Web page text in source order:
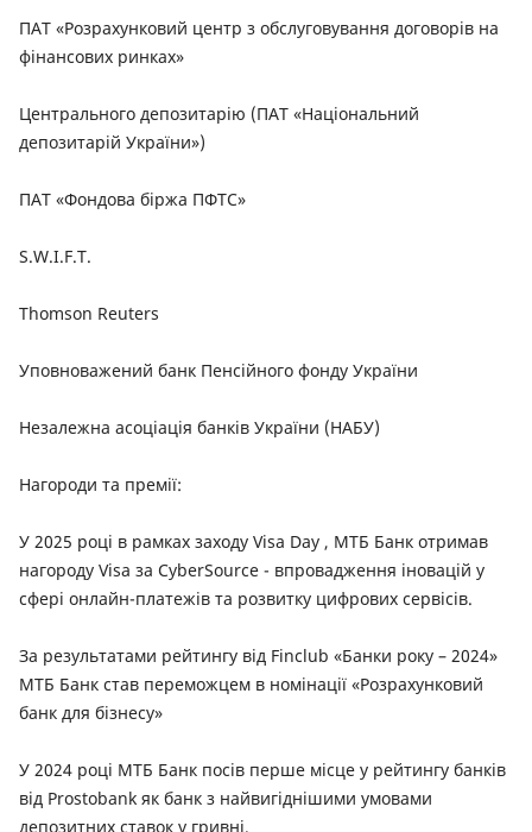
ПАТ «Розрахунковий центр з обслуговування договорів на
фінансових ринках»
Центрального депозитарію (ПАТ «Національний
депозитарій України»)
ПАТ «Фондова біржа ПФТС»
S.W.I.F.T.
Thomson Reuters
Уповноважений банк Пенсійного фонду України
Незалежна асоціація банків України (НАБУ)
Нагороди та премії:
У 2025 році в рамках заходу Visa Day , МТБ Банк отримав
нагороду Visa за CyberSource - впровадження іновацій у
сфері онлайн-платежів та розвитку цифрових сервісів.
За результатами рейтингу від Finclub «Банки року – 2024»
МТБ Банк став переможцем в номінації «Розрахунковий
банк для бізнесу»
У 2024 році МТБ Банк посів перше місце у рейтингу банків
від Prostobank як банк з найвигіднішими умовами
депозитних ставок у гривні.